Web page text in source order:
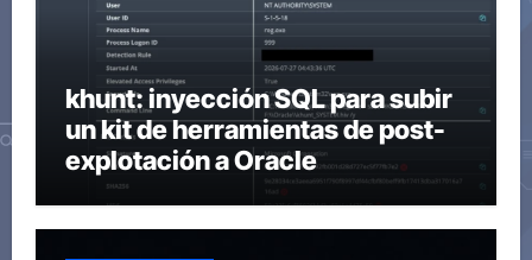
khunt: inyección SQL para subir
un kit de herramientas de post-
explotación a Oracle